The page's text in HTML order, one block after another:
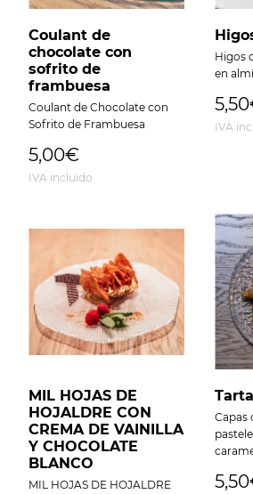
Coulant de
chocolate con
sofrito de
frambuesa
Coulant de Chocolate con
Sofrito de Frambuesa
5,00€
IVA incluido
Higos
en
IVA
MIL HOJAS DE
HOJALDRE CON
CREMA DE VAINILLA
Y CHOCOLATE
BLANCO
MIL HOJAS DE HOJALDRE
Capas